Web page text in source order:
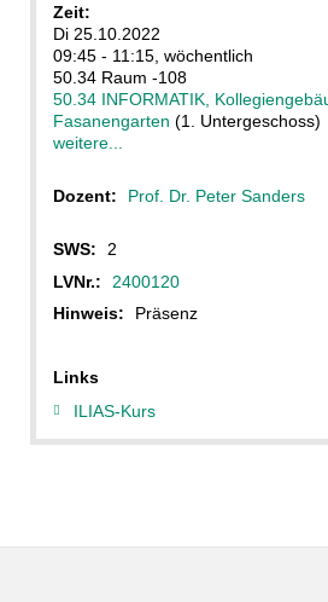
Zeit:
Di 25.10.2022
09:45 - 11:15, wöchentlich
50.34 Raum -108
50.34 INFORMATIK,
Fasanengarten (1. Untergeschoss)
weitere...
Dozent: Prof. Dr. Peter Sanders
SWS:
2
LVNr.:
2400120
Hinweis:
Präsenz
Links
ILIAS-Kurs